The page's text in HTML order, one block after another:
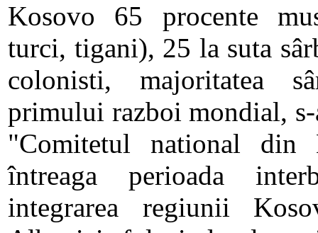
Kosovo 65 procente
turci, tigani), 25 la suta
colonisti, majoritatea
primului razboi mondial,
"Comitetul national din
întreaga perioada
integrarea regiunii